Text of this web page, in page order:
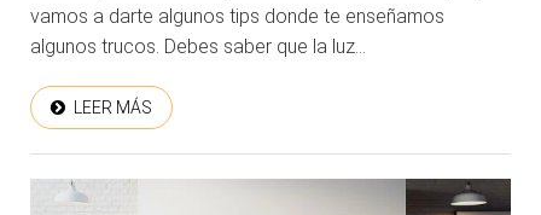
vamos a darte algunos tips donde te enseñamos
algunos trucos. Debes saber que la luz...
LEER MÁS